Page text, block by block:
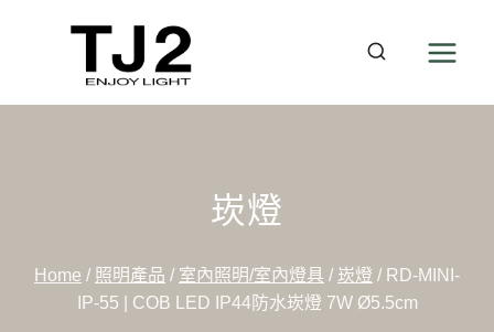
崁燈
Home / 照明產品 / 室內照明/室內燈具 / 崁燈 / RD-MINI-
IP-55 | COB LED IP44防水崁燈 7W Ø5.5cm